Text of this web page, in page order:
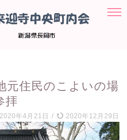
元住民のこよいの場
拝
2020年4月21日 / 2020年12月29日